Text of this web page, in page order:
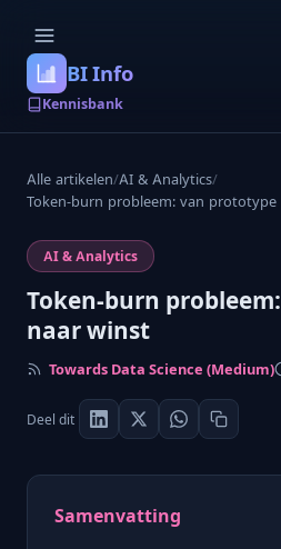
BI Info
Kennisbank
Alle artikelen/AI & Analytics/
Token-burn probleem: van prototype
AI & Analytics
Token-burn
naar winst
Towards Data Science (Medium)
Deel dit
Samenvatting